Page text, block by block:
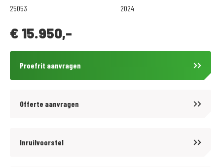
25053
2024
€ 15.950,-
Proefrit aanvragen
Offerte aanvragen
Inruilvoorstel